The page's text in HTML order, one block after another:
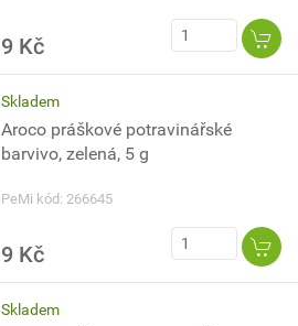
9 Kč
Skladem
Aroco práškové potravinářské
barvivo, zelená, 5 g
PeMi kód: 266645
9 Kč
Skladem